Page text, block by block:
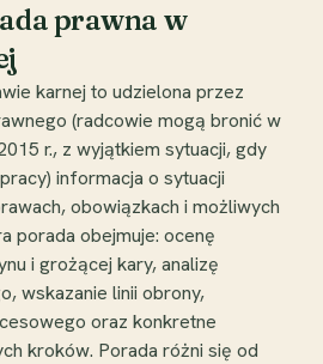
prawna w
karnej to udzielona przez
(radcowie mogą bronić w
r., z wyjątkiem sytuacji, gdy
informacja o sytuacji
obowiązkach i możliwych
porada obejmuje: ocenę
i grożącej kary, analizę
wskazanie linii obrony,
oraz konkretne
kroków. Porada różni się od